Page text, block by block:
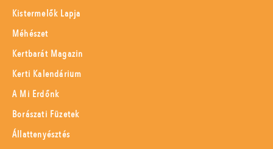
Kistermelők Lapja
Méhészet
Kertbarát Magazin
Kerti Kalendárium
A Mi Erdőnk
Borászati Füzetek
Állattenyésztés